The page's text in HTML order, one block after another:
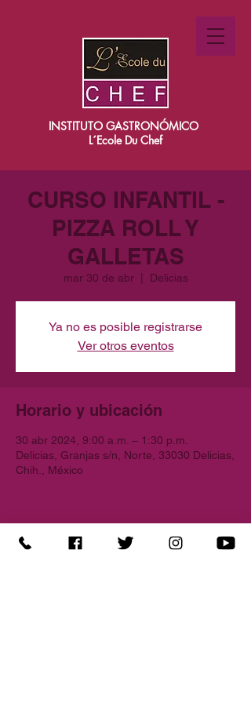
INSTITUTO GASTRONÓMICO
L´Ecole Du Chef
CURSO INFANTIL -
PIZZA ROLL Y
GALLETAS
mar 30 de abr
  |
Delicias
Ya no es posible registrarse
Ver otros eventos
Horario y ubicación
30 abr 2024, 9:00 a.m. – 1:30 p.m.
Delicias, Granjas s/n, Norte, 33030 Delicias,
Chih., México